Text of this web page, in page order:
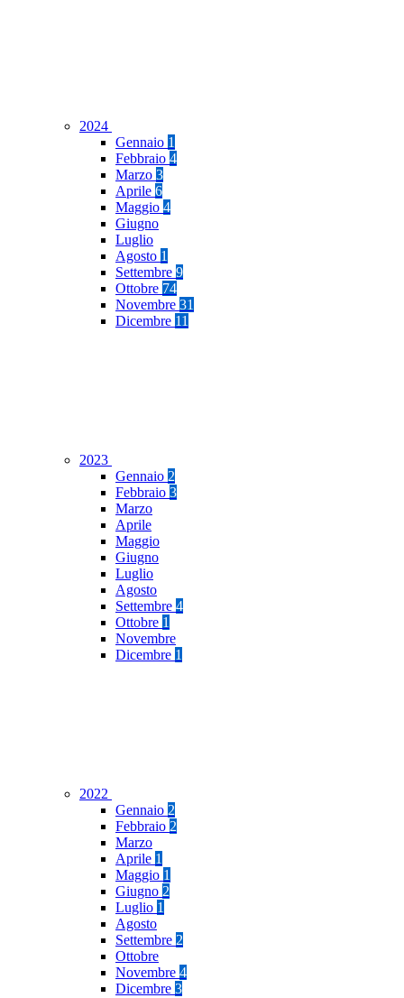
2024
Gennaio 1
Febbraio 4
Marzo 3
Aprile 6
Maggio 4
Giugno
Luglio
Agosto 1
Settembre 9
Ottobre 74
Novembre 31
Dicembre 11
2023
Gennaio 2
Febbraio 3
Marzo
Aprile
Maggio
Giugno
Luglio
Agosto
Settembre 4
Ottobre 1
Novembre
Dicembre 1
2022
Gennaio 2
Febbraio 2
Marzo
Aprile 1
Maggio 1
Giugno 2
Luglio 1
Agosto
Settembre 2
Ottobre
Novembre 4
Dicembre 3